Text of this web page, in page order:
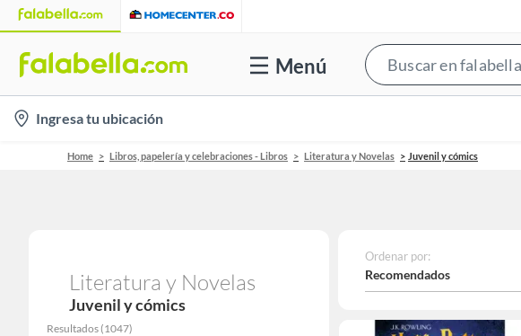
Menú
location-
icon
Ingresa tu ubicación
Home Libros, papelería y celebraciones - Libros Literatura y Novelas Juvenil y cómics
Literatura y Novelas
Juvenil y cómics
Resultados (1047)
Ordenar por:
Recomendados